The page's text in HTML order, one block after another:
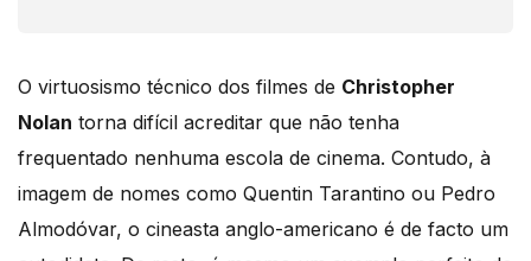
O virtuosismo técnico dos filmes de Christopher
Nolan torna difícil acreditar que não tenha
frequentado nenhuma escola de cinema. Contudo, à
imagem de nomes como Quentin Tarantino ou Pedro
Almodóvar, o cineasta anglo-americano é de facto um